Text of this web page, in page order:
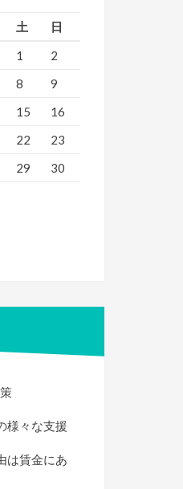
土
日
1
2
8
9
15
16
22
23
29
30
様々な支援
は賃金にあ